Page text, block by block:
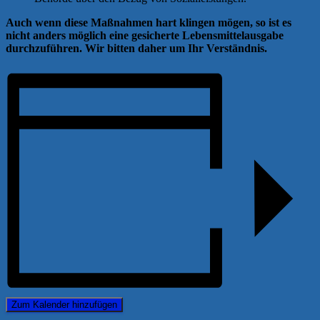
Auch wenn diese Maßnahmen hart klingen mögen, so ist es
nicht anders möglich eine gesicherte Lebensmittelausgabe
durchzuführen. Wir bitten daher um Ihr Verständnis.
Zum Kalender hinzufügen